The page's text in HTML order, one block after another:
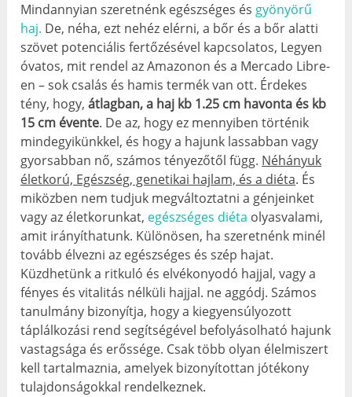
Mindannyian szeretnénk egészséges és gyönyörű
haj. De, néha, ezt nehéz elérni, a bőr és a bőr alatti
szövet potenciális fertőzésével kapcsolatos, Legyen
óvatos, mit rendel az Amazonon és a Mercado Libre-
en – sok csalás és hamis termék van ott. Érdekes
tény, hogy,átlagban, a haj kb 1.25 cm havonta és kb
15 cm évente. De az, hogy ez mennyiben történik
mindegyikünkkel, és hogy a hajunk lassabban vagy
gyorsabban nő, számos tényezőtől függ. Néhányuk
életkorú, Egészség, genetikai hajlam, és a diéta. És
miközben nem tudjuk megváltoztatni a génjeinket
vagy az életkorunkat, egészséges diéta olyasvalami,
amit irányíthatunk. Különösen, ha szeretnénk minél
tovább élvezni az egészséges és szép hajat.
Küzdhetünk a ritkuló és elvékonyodó hajjal, vagy a
fényes és vitalitás nélküli hajjal. ne aggódj. Számos
tanulmány bizonyítja, hogy a kiegyensúlyozott
táplálkozási rend segítségével befolyásolható hajunk
vastagsága és erőssége. Csak több olyan élelmiszert
kell tartalmaznia, amelyek bizonyítottan jótékony
tulajdonságokkal rendelkeznek.